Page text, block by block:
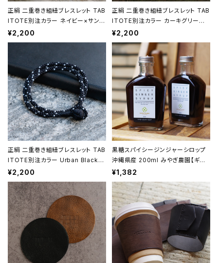
正絹 二重巻き組紐ブレスレット TAB
ITOTE別注カラー ネイビー×サンド
ベージュ 昇苑くみひも【京都】【組紐
アクセサリー】【Kumihimo Bracel
¥2,200
正絹 二重巻き組紐ブレスレット TAB
ITOTE別注カラー カーキグリーン
昇苑くみひも【京都】【組紐アクセサリ
ー】【Kumihimo Bracelet】【ギフト
プレゼント】【父の日 お誕生日】
¥2,200
正絹 二重巻き組紐ブレスレット TAB
ITOTE別注カラー Urban Black
＜黒＞ 昇苑くみひも【京都】【組紐ア
クセサリー】【Kumihimo Bracele
t】【ギフト プレゼント】【父の日 お誕
生日】
¥2,200
黒糖スパイシージンジャーシロップ
沖縄県産 200ml みやぎ農園【ギフト
プレゼント】【父の日 お誕生日】
¥1,382